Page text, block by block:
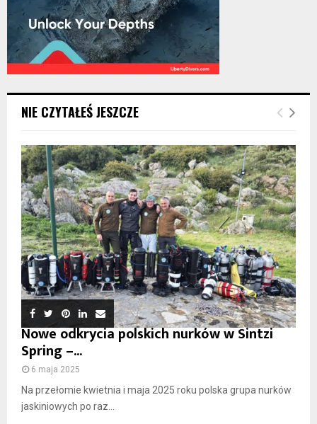
NIE CZYTAŁEŚ JESZCZE
Nowe odkrycia polskich nurków w Sintzi
Spring –...
6 maja 2025
Na przełomie kwietnia i maja 2025 roku polska grupa nurków
jaskiniowych po raz...